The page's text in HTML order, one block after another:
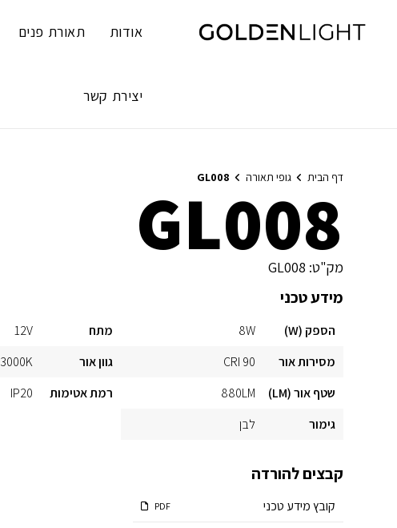
content
אודות תאורת פנים
יצירת קשר
דף הבית גופי תאורה GL008
GL008
מק"ט: GL008
מידע טכני
הספק (W)
8W
מסירות אור
CRI 90
שטף אור (LM)
880LM
גימור
לבן
מתח
12V
גוון אור
3000K
רמת אטימות
IP20
קבצים להורדה
קובץ מידע טכני PDF